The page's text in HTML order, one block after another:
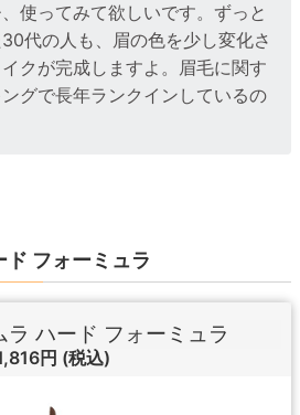
使ってみて欲しいです。ずっと
代の人も、眉の色を少し変化さ
クが完成しますよ。眉毛に関す
グで長年ランクインしているの
ド フォーミュラ
ラ ハード フォーミュラ
円 (税込)